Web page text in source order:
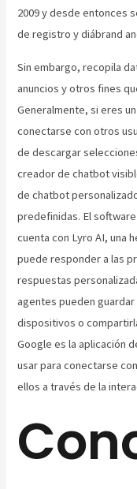
2009 y desde entonces
de registro y diábrand
Sin embargo, recopila
anuncios y otros fines
Generalmente, si eres
conectarse con otros
de descargar
creador de chatbot
de chatbot
predefinidas. El
cuenta con Lyro AI, una
puede responder a las
respuestas
agentes pueden
dispositivos o
Google es la aplicación
usar para conectarse
ellos a través de la